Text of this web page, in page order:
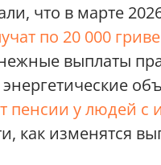
что в марте
по 20 000
выплаты
энергетические
пенсии у людей с
как изменятся